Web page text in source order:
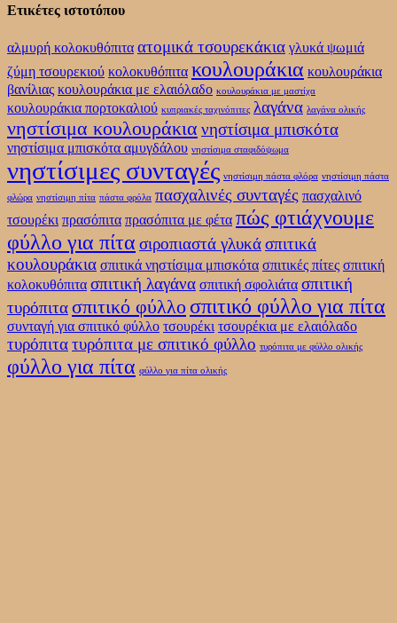
Ετικέτες ιστοτόπου
αλμυρή κολοκυθόπιτα ατομικά τσουρεκάκια γλυκά ψωμιά
ζύμη τσουρεκιού κολοκυθόπιτα κουλουράκια κουλουράκια
βανίλιας κουλουράκια με ελαιόλαδο κουλουράκια με μαστίχα
κουλουράκια πορτοκαλιού κυπριακές ταχινόπιτες λαγάνα λαγάνα ολικής
νηστίσιμα κουλουράκια νηστίσιμα μπισκότα
νηστίσιμα μπισκότα αμυγδάλου νηστίσιμα σταφιδόψωμα
νηστίσιμες συνταγές νηστίσιμη πάστα φλόρα νηστίσιμη πάστα
φλώρα νηστίσιμη πίτα πάστα φρόλα πασχαλινές συνταγές πασχαλινό
τσουρέκι πρασόπιτα πρασόπιτα με φέτα πώς φτιάχνουμε
φύλλο για πίτα σιροπιαστά γλυκάσπιτικά
κουλουράκια σπιτικά νηστίσιμα μπισκότα σπιτικές πίτες σπιτική
κολοκυθόπιτα σπιτική λαγάνα σπιτική σφολιάτα σπιτική
τυρόπιτασπιτικό φύλλο σπιτικό φύλλο για πίτα
συνταγή για σπιτικό φύλλο τσουρέκι τσουρέκια με ελαιόλαδο
τυρόπιτατυρόπιτα με σπιτικό φύλλο τυρόπιτα με φύλλο ολικής
φύλλο για πίτα φύλλο για πίτα ολικής